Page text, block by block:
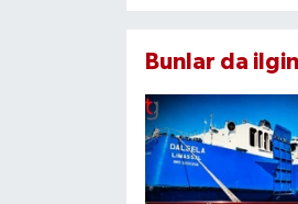
Bunlar da